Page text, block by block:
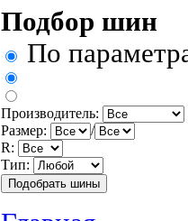
Подбор шин
По
Производитель:
Размер:
/
R:
Тип: